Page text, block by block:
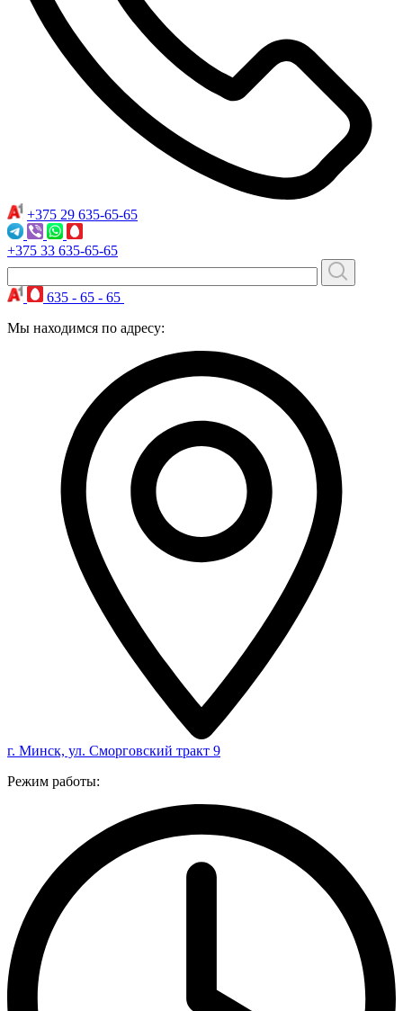
+375 29 635-65-65
+375 33 635-65-65
635 - 65 - 65
Мы находимся по адресу:
г. Минск, ул. Сморговский тракт 9
Режим работы: